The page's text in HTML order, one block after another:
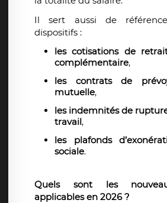
Il sert aussi de
dispositifs :
les cotisations de
complémentaire,
les contrats de
mutuelle,
les indemnités de
travail,
les plafonds
sociale.
Quels sont les
applicables en 2026 ?